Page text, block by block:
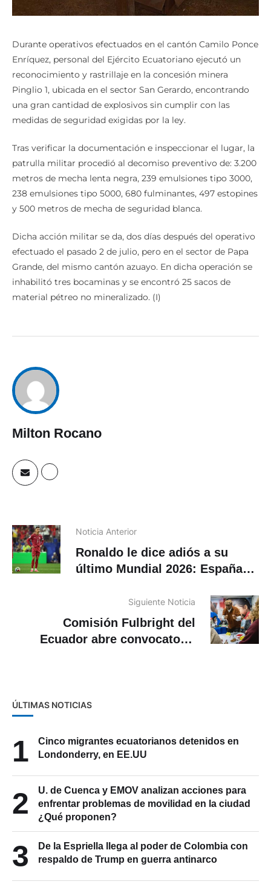
Durante operativos efectuados en el cantón Camilo Ponce
Enríquez, personal del Ejército Ecuatoriano ejecutó un
reconocimiento y rastrillaje en la concesión minera
Pinglio 1, ubicada en el sector San Gerardo, encontrando
una gran cantidad de explosivos sin cumplir con las
medidas de seguridad exigidas por la ley.
Tras verificar la documentación e inspeccionar el lugar, la
patrulla militar procedió al decomiso preventivo de: 3.200
metros de mecha lenta negra, 239 emulsiones tipo 3000,
238 emulsiones tipo 5000, 680 fulminantes, 497 estopines
y 500 metros de mecha de seguridad blanca.
Dicha acción militar se da, dos días después del operativo
efectuado el pasado 2 de julio, pero en el sector de Papa
Grande, del mismo cantón azuayo. En dicha operación se
inhabilitó tres bocaminas y se encontró 25 sacos de
material pétreo no mineralizado. (I)
Milton Rocano
Noticia Anterior
Ronaldo le dice adiós a su
último Mundial 2026: España
Siguiente Noticia
Comisión Fulbright del
Ecuador abre convocatoria
ÚLTIMAS NOTICIAS
1
Cinco migrantes ecuatorianos detenidos en
Londonderry, en EE.UU
2
U. de Cuenca y EMOV analizan acciones para
enfrentar problemas de movilidad en la ciudad
¿Qué proponen?
3
De la Espriella llega al poder de Colombia con
respaldo de Trump en guerra antinarco